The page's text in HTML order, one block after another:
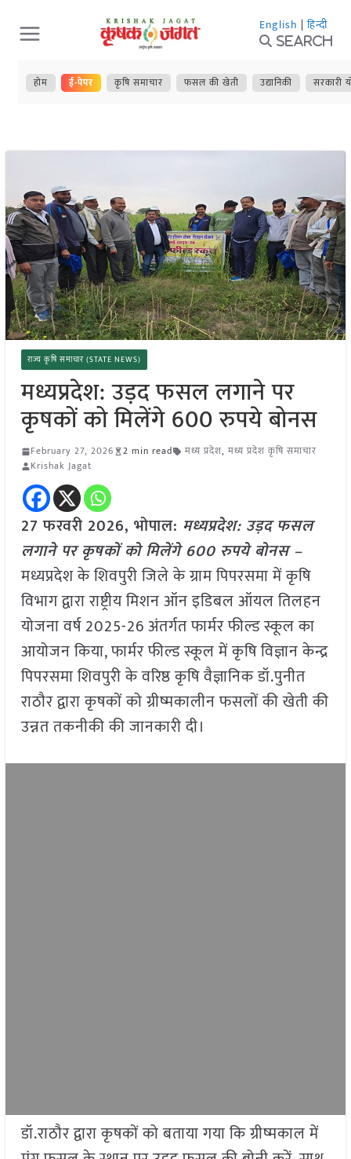
Skip
to
content
English | हिन्दी
Search
होम ई-पेपर कृषि समाचार फसल की खेती उद्यानिकी सरकारी
राज्य कृषि समाचार (STATE NEWS)
मध्यप्रदेश: उड़द फसल लगाने पर
कृषकों को मिलेंगे 600 रुपये बोनस
February 27, 2026 2 min read मध्य प्रदेश, मध्य प्रदेश कृषि समाचार
Krishak Jagat
27 फरवरी 2026, भोपाल: मध्यप्रदेश: उड़द फसल
लगाने पर कृषकों को मिलेंगे 600 रुपये बोनस –
मध्यप्रदेश के शिवपुरी जिले के ग्राम पिपरसमा में कृषि
विभाग द्वारा राष्ट्रीय मिशन ऑन इडिबल ऑयल तिलहन
योजना वर्ष 2025-26 अंतर्गत फार्मर फील्ड स्कूल का
आयोजन किया, फार्मर फील्ड स्कूल में कृषि विज्ञान केन्द्र
पिपरसमा शिवपुरी के वरिष्ठ कृषि वैज्ञानिक डॉ.पुनीत
राठौर द्वारा कृषकों को ग्रीष्मकालीन फसलों की खेती की
उन्नत तकनीकी की जानकारी दी।
डॉ.राठौर द्वारा कृषकों को बताया गया कि ग्रीष्मकाल में